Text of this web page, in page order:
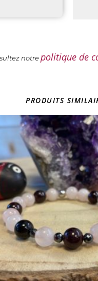
notrepolitique de
PRODUITS